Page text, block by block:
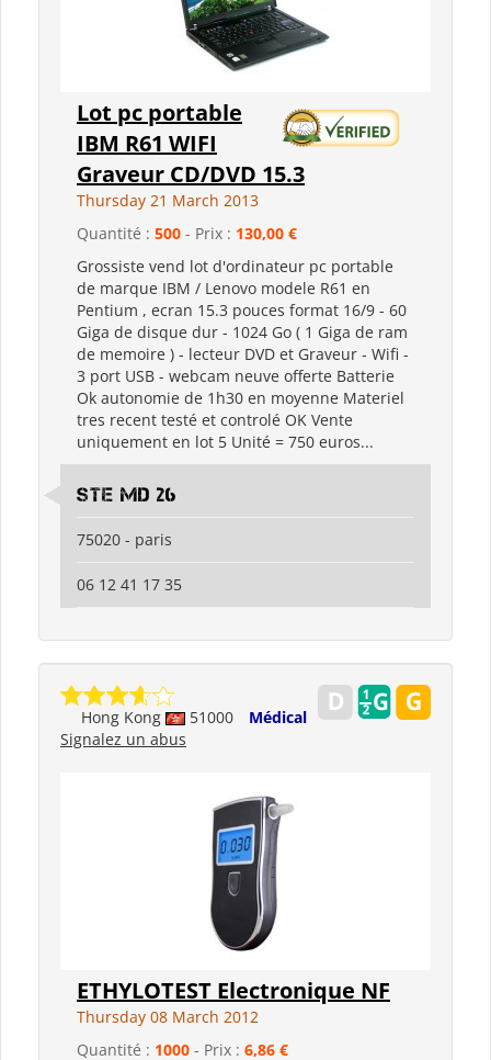
Lot pc portable
IBM R61 WIFI
Graveur CD/DVD 15.3
Thursday 21 March 2013
Quantité : 500 - Prix : 130,00 €
Grossiste vend lot d'ordinateur pc portable
de marque IBM / Lenovo modele R61 en
Pentium , ecran 15.3 pouces format 16/9 - 60
Giga de disque dur - 1024 Go ( 1 Giga de ram
de memoire ) - lecteur DVD et Graveur - Wifi -
3 port USB - webcam neuve offerte Batterie
Ok autonomie de 1h30 en moyenne Materiel
tres recent testé et controlé OK Vente
uniquement en lot 5 Unité = 750 euros...
Ste md 26
75020 - paris
06 12 41 17 35
Hong Kong 51000
Médical
Signalez un abus
ETHYLOTEST Electronique NF
Thursday 08 March 2012
Quantité : 1000 - Prix : 6,86 €